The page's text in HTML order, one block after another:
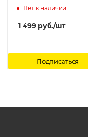
Нет в наличии
1 499 руб./шт
Подписаться